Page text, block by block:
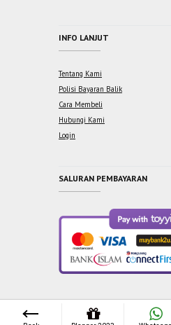
INFO LANJUT
Tentang Kami
Polisi Bayaran Balik
Cara Membeli
Hubungi Kami
Login
SALURAN PEMBAYARAN
Copyright © 2021 One